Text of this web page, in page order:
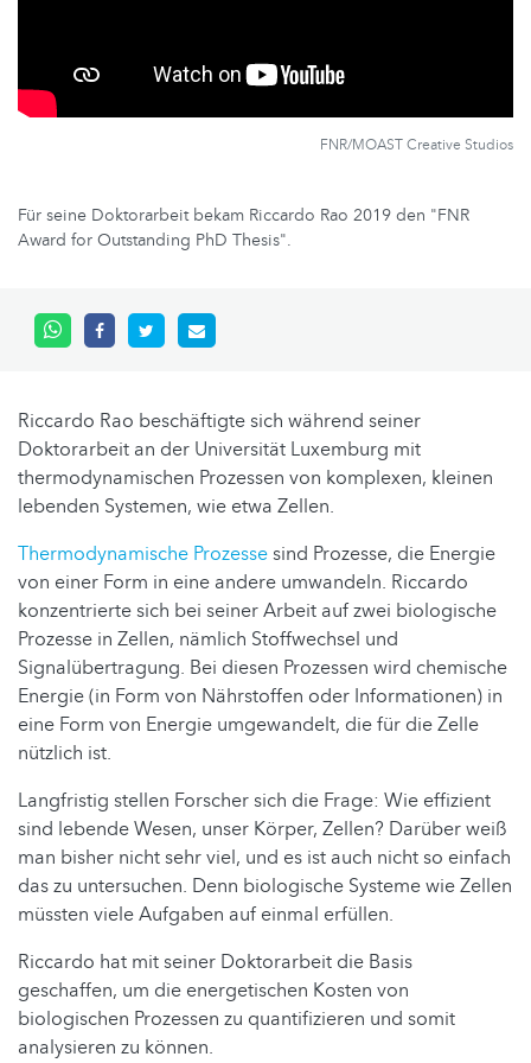
FNR/MOAST Creative Studios
Für seine Doktorarbeit bekam Riccardo Rao 2019 den "FNR
Award for Outstanding PhD Thesis".
Riccardo Rao beschäftigte sich während seiner
Doktorarbeit an der Universität Luxemburg mit
thermodynamischen Prozessen von komplexen, kleinen
lebenden Systemen, wie etwa Zellen.
Thermodynamische Prozessesind Prozesse, die Energie
von einer Form in eine andere umwandeln. Riccardo
konzentrierte sich bei seiner Arbeit auf zwei biologische
Prozesse in Zellen, nämlich Stoffwechsel und
Signalübertragung. Bei diesen Prozessen wird chemische
Energie (in Form von Nährstoffen oder Informationen) in
eine Form von Energie umgewandelt, die für die Zelle
nützlich ist.
Langfristig stellen Forscher sich die Frage: Wie effizient
sind lebende Wesen, unser Körper, Zellen? Darüber weiß
man bisher nicht sehr viel, und es ist auch nicht so einfach
das zu untersuchen. Denn biologische Systeme wie Zellen
müssten viele Aufgaben auf einmal erfüllen.
Riccardo hat mit seiner Doktorarbeit die Basis
geschaffen, um die energetischen Kosten von
biologischen Prozessen zu quantifizieren und somit
analysieren zu können.